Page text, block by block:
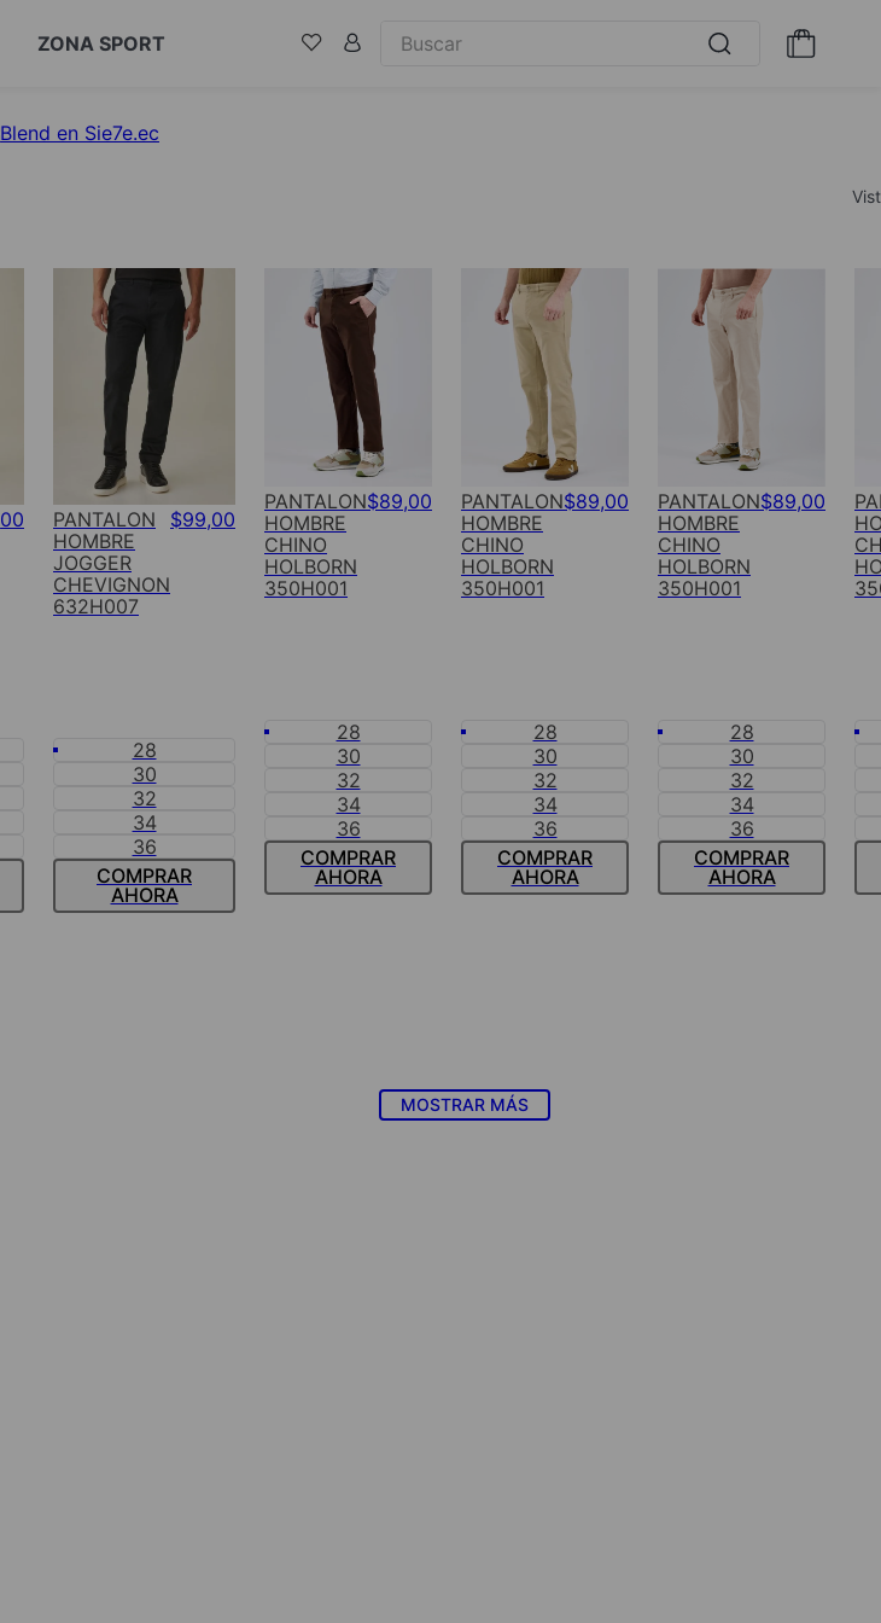
ZONA SPORT
00
PANTALON
HOMBRE
JOGGER
CHEVIGNON
632H007
$99,00
28
30
32
34
36
COMPRAR
AHORA
PANTALON
HOMBRE
CHINO
HOLBORN
350H001
$89,00
28
30
32
34
36
COMPRAR
AHORA
PANTALON
HOMBRE
CHINO
HOLBORN
350H001
$89,00
28
30
32
34
36
COMPRAR
AHORA
PANTALON
HOMBRE
CHINO
HOLBORN
350H001
$89,00
28
30
32
34
36
COMPRAR
AHORA
MOSTRAR MÁS